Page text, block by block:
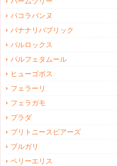
パコラバンヌ
バナナリパブリック
パルロックス
パルフェタムール
ヒューゴボス
フェラーリ
フェラガモ
プラダ
ブリトニースピアーズ
ブルガリ
ペリーエリス